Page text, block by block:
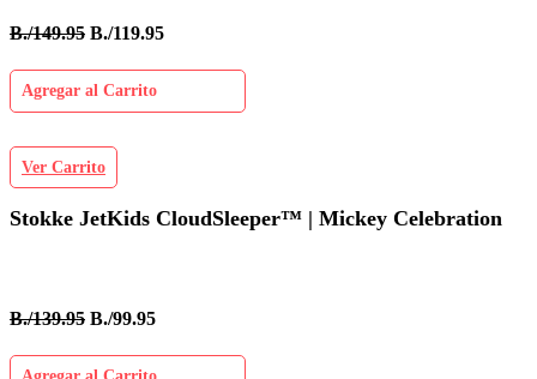
B./149.95 B./119.95
Agregar al Carrito
Ver Carrito
Stokke JetKids CloudSleeper™ | Mickey Celebration
B./139.95 B./99.95